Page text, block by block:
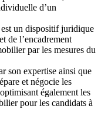
d’un
un dispositif juridique
de l’encadrement
par les mesures du
son expertise ainsi que
et négocie les
également les
pour les candidats à